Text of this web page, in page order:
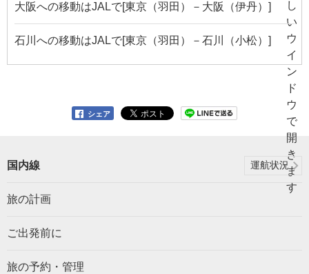
大阪への移動はJALで[東京（羽田）－大阪（伊丹）]
石川への移動はJALで[東京（羽田）－石川（小松）]
シェア
国内線 運航状況
旅の計画
ご出発前に
旅の予約・管理